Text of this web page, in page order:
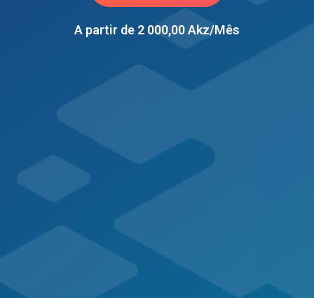
A partir de 2 000,00 Akz/Mês